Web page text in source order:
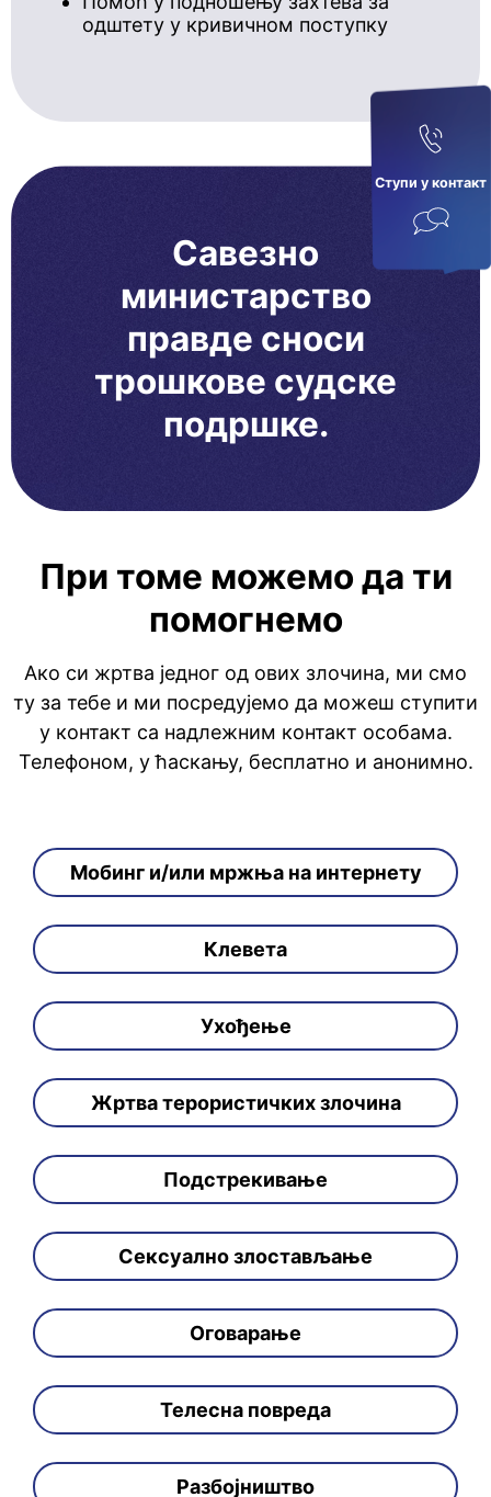
Ступи у кoнтaкт
одштету у кривичном поступку
Савезно
министарство
правде сноси
трошкове судске
подршке.
При томе можемо да ти
помогнемо
Ако си жртва једног од ових злочина, ми смо
ту за тебе и ми посредујемо да можеш ступити
у контакт са надлежним контакт особама.
Телефоном, у ћаскању, бесплатно и анонимно.
Мобинг и/или мржња на интернету
Клевета
Ухођење
Жртва терористичких злочина
Подстрекивање
Сексуално злостављање
Оговарање
Телесна повреда
Разбојништво